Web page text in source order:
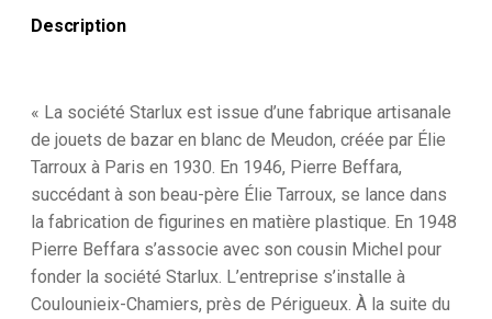
Description
« La société Starlux est issue d’une fabrique artisanale
de jouets de bazar en blanc de Meudon, créée par Élie
Tarroux à Paris en 1930. En 1946, Pierre Beffara,
succédant à son beau-père Élie Tarroux, se lance dans
la fabrication de figurines en matière plastique. En 1948
Pierre Beffara s’associe avec son cousin Michel pour
fonder la société Starlux. L’entreprise s’installe à
Coulounieix-Chamiers, près de Périgueux. À la suite du